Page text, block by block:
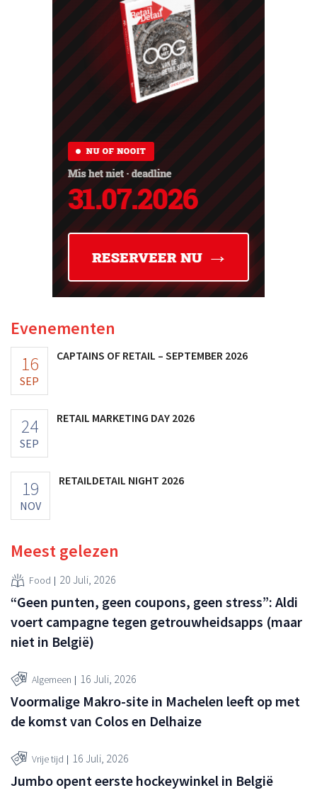
Evenementen
16
SEP
CAPTAINS OF RETAIL – SEPTEMBER 2026
24
SEP
RETAIL MARKETING DAY 2026
19
NOV
RETAILDETAIL NIGHT 2026
Meest gelezen
Food 20 Juli, 2026
“Geen punten, geen coupons, geen stress”: Aldi
voert campagne tegen getrouwheidsapps (maar
niet in België)
Algemeen 16 Juli, 2026
Voormalige Makro-site in Machelen leeft op met
de komst van Colos en Delhaize
Vrije tijd 16 Juli, 2026
Jumbo opent eerste hockeywinkel in België